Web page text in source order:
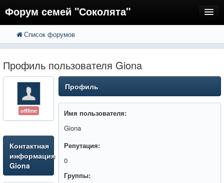
Форум семей "Соколята"
FAQ
Регистрация
Вход
Список форумов
Профиль пользователя Giona
offline
Контактная
информация
Giona
Профиль
Имя пользователя:
Giona
Репутация:
0
Группы: